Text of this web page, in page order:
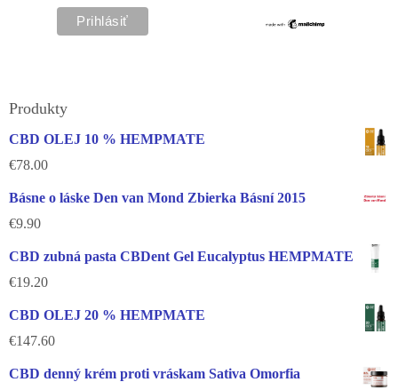
Produkty
CBD OLEJ 10 % HEMPMATE
€78.00
Básne o láske Den van Mond Zbierka Básní 2015
€9.90
CBD zubná pasta CBDent Gel Eucalyptus HEMPMATE
€19.20
CBD OLEJ 20 % HEMPMATE
€147.60
CBD denný krém proti vráskam Sativa Omorfia